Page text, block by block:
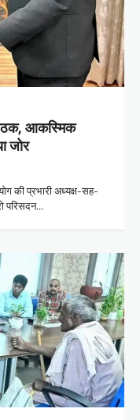
बैठक, आकस्मिक
जोर
की प्रभारी अध्यक्ष-सह-
परिसदन…